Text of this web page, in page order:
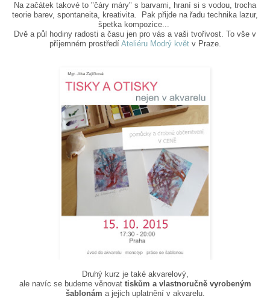
Na začátek takové to "čáry máry" s barvami, hraní si s vodou, trocha
teorie barev, spontaneita, kreativita. Pak přijde na řadu technika lazur,
špetka kompozice...
Dvě a půl hodiny radosti a času jen pro vás a vaši tvořivost. To vše v
příjemném prostředí Ateliéru Modrý květ v Praze.
Druhý kurz je také akvarelový,
ale navíc se budeme věnovat tiskům a vlastnoručně vyrobeným
šablonám a jejich uplatnění v akvarelu.